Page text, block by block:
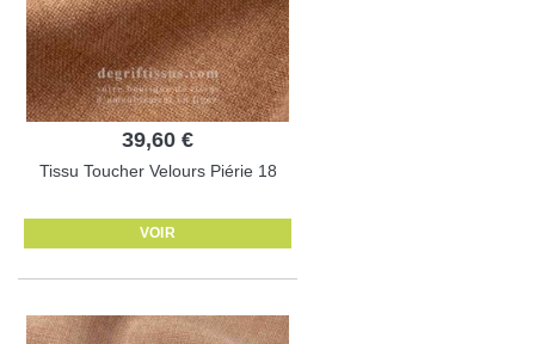
39,60 €
Tissu Toucher Velours Piérie 18
VOIR